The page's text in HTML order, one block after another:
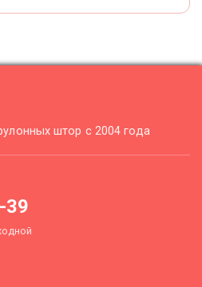
штор с 2004 года
39